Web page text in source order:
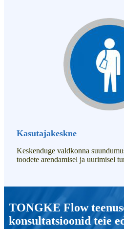
Kasutajakeskne
Keskenduge valdkonna
toodete arendamisel ja uurimisel
TONGKE Flow
konsultatsioonid teie